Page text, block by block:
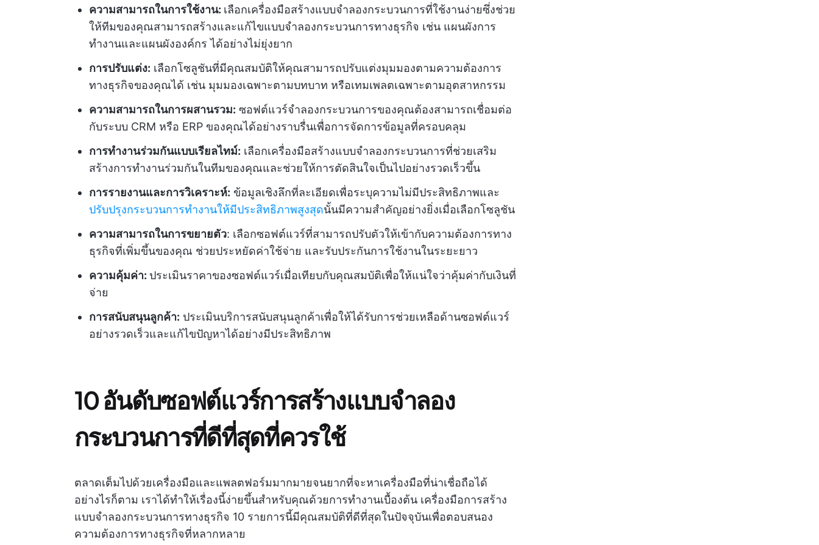
ความสามารถในการใช้งาน: เลือกเครื่องมือสร้างแบบจำลองกระบวนการที่ใช้งานง่ายซึ่งช่วย
ให้ทีมของคุณสามารถสร้างและแก้ไขแบบจำลองกระบวนการทางธุรกิจ เช่น แผนผังการ
ทำงานและแผนผังองค์กร ได้อย่างไม่ยุ่งยาก
การปรับแต่ง: เลือกโซลูชันที่มีคุณสมบัติให้คุณสามารถปรับแต่งมุมมองตามความต้องการ
ทางธุรกิจของคุณได้ เช่น มุมมองเฉพาะตามบทบาท หรือเทมเพลตเฉพาะตามอุตสาหกรรม
ความสามารถในการผสานรวม: ซอฟต์แวร์จำลองกระบวนการของคุณต้องสามารถเชื่อมต่อ
กับระบบ CRM หรือ ERP ของคุณได้อย่างราบรื่นเพื่อการจัดการข้อมูลที่ครอบคลุม
การทำงานร่วมกันแบบเรียลไทม์: เลือกเครื่องมือสร้างแบบจำลองกระบวนการที่ช่วยเสริม
สร้างการทำงานร่วมกันในทีมของคุณและช่วยให้การตัดสินใจเป็นไปอย่างรวดเร็วขึ้น
การรายงานและการวิเคราะห์: ข้อมูลเชิงลึกที่ละเอียดเพื่อระบุความไม่มีประสิทธิภาพและ
ปรับปรุงกระบวนการทำงานให้มีประสิทธิภาพสูงสุดนั้นมีความสำคัญอย่างยิ่งเมื่อเลือกโซลูชัน
ความสามารถในการขยายตัว: เลือกซอฟต์แวร์ที่สามารถปรับตัวให้เข้ากับความต้องการทาง
ธุรกิจที่เพิ่มขึ้นของคุณ ช่วยประหยัดค่าใช้จ่าย และรับประกันการใช้งานในระยะยาว
ความคุ้มค่า: ประเมินราคาของซอฟต์แวร์เมื่อเทียบกับคุณสมบัติเพื่อให้แน่ใจว่าคุ้มค่ากับเงินที่
จ่าย
การสนับสนุนลูกค้า: ประเมินบริการสนับสนุนลูกค้าเพื่อให้ได้รับการช่วยเหลือด้านซอฟต์แวร์
อย่างรวดเร็วและแก้ไขปัญหาได้อย่างมีประสิทธิภาพ
10 อันดับซอฟต์แวร์การสร้างแบบจำลอง
กระบวนการที่ดีที่สุดที่ควรใช้
ตลาดเต็มไปด้วยเครื่องมือและแพลตฟอร์มมากมายจนยากที่จะหาเครื่องมือที่น่าเชื่อถือได้
อย่างไรก็ตาม เราได้ทำให้เรื่องนี้ง่ายขึ้นสำหรับคุณด้วยการทำงานเบื้องต้น เครื่องมือการสร้าง
แบบจำลองกระบวนการทางธุรกิจ 10 รายการนี้มีคุณสมบัติที่ดีที่สุดในปัจจุบันเพื่อตอบสนอง
ความต้องการทางธุรกิจที่หลากหลาย